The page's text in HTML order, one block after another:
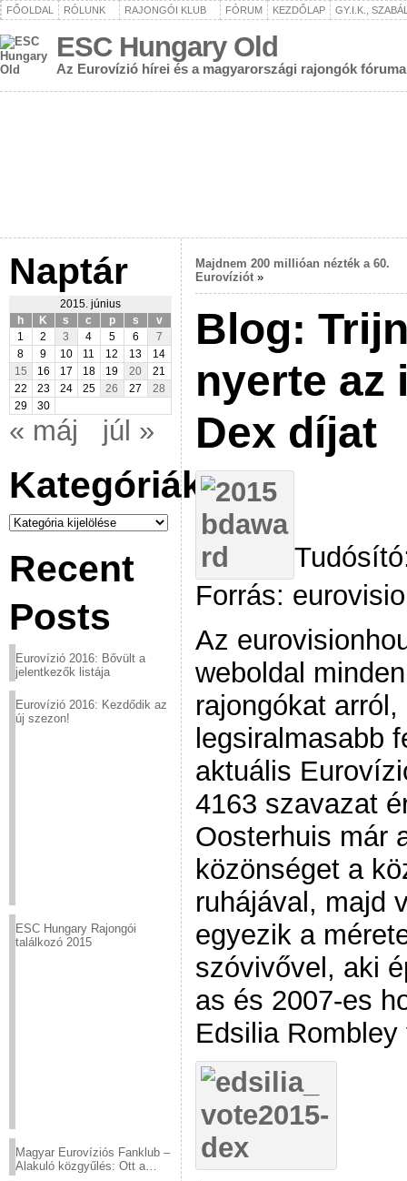
FŐOLDAL RÓLUNK RAJONGÓI KLUB FÓRUM KEZDŐLAP GY.I.K.,
ESC Hungary Old
Az Eurovízió hírei és a magyarországi rajongók fóruma
Naptár
2015. június
h
K s c p s
v
1
2 3 4 5 6
7
8
9 10 11 12 13
14
15
16 17 18 19 20
21
22
23 24 25 26 27
28
29
30
« máj júl »
Kategóriák
Kategóriák
Recent
Posts
Eurovízió 2016: Bővült a
jelentkezők listája
Eurovízió 2016: Kezdődik az
új szezon!
ESC Hungary Rajongói
találkozó 2015
Magyar Eurovíziós Fanklub –
Alakuló közgyűlés: Ott a
Majdnem 200 millióan nézték a 60.
Eurovíziót »
Blog:
nyerte az
Dex díjat
Forrás:
Az
weboldal
rajongókat
legsiralmasabb
aktuális
4163 szavazat
Oosterhuis már
közönséget a
ruhájával, majd
egyezik a
szóvivővel, aki
as és 2007-es
Edsilia Rombley